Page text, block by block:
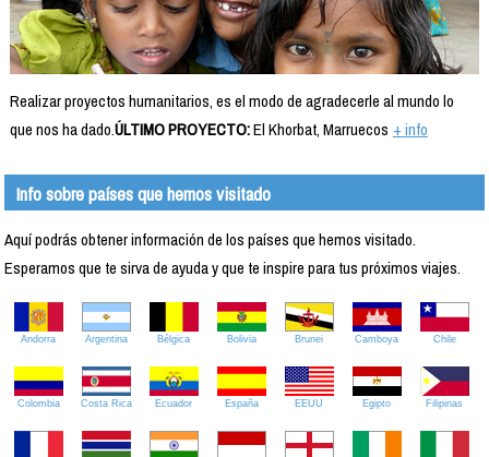
Realizar proyectos humanitarios, es el modo de agradecerle al mundo lo
que nos ha dado.ÚLTIMO PROYECTO:El Khorbat, Marruecos + info
Info sobre países que hemos visitado
Aquí podrás obtener información de los países que hemos visitado.
Esperamos que te sirva de ayuda y que te inspire para tus próximos viajes.
Andorra Argentina Bélgica Bolivia Brunei Camboya Chile
Colombia Costa Rica Ecuador España EEUU Egipto Filipinas